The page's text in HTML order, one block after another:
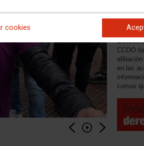
cookies
CCOO
en las
cursos